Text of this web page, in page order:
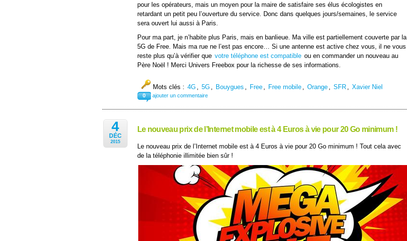
pour les opérateurs, mais un moyen pour la maire de satisfaire ses élus écologistes en
retardant un petit peu l’ouverture du service. Donc dans quelques jours/semaines, le service
sera ouvert lui aussi à Paris.
Pour ma part, je n’habite plus Paris, mais en banlieue. Ma ville est partiellement couverte par la
5G de Free. Mais ma rue ne l’est pas encore… Si une antenne est active chez vous, il ne vous
reste plus qu’à vérifier que votre téléphone est compatible ou en commander un nouveau au
Père Noël ! Merci Univers Freebox pour la richesse de ses informations.
Mots clés : 4G , 5G , Bouygues , Free , Free mobile , Orange , SFR , Xavier Niel
0 ajouter un commentaire
4
DÉC
2015
Le nouveau prix de l’Internet mobile est à 4 Euros à vie pour 20 Go minimum !
Le nouveau prix de l’Internet mobile est à 4 Euros à vie pour 20 Go minimum ! Tout cela avec
de la téléphonie illimitée bien sûr !